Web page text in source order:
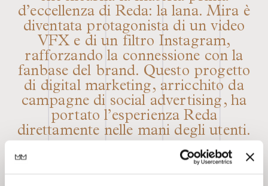
d’eccellenza di Reda: la lana. Mira è
diventata protagonista di un video
VFX e di un filtro Instagram,
rafforzando la connessione con la
fanbase del brand. Questo progetto
di digital marketing, arricchito da
campagne di social advertising, ha
portato l’esperienza Reda
direttamente nelle mani degli utenti.